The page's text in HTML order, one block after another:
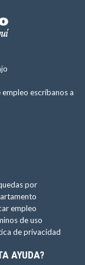
escríbanos a
por
empleo
de uso
de privacidad
AYUDA?